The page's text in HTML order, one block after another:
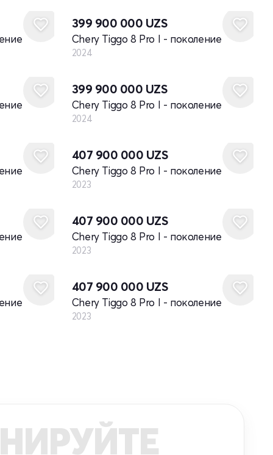
399 900 000 UZS
Chery Tiggo 8 Pro I - поколение
2024
399 900 000 UZS
Chery Tiggo 8 Pro I - поколение
2024
407 900 000 UZS
Chery Tiggo 8 Pro I - поколение
2023
407 900 000 UZS
Chery Tiggo 8 Pro I - поколение
2023
407 900 000 UZS
Chery Tiggo 8 Pro I - поколение
2023